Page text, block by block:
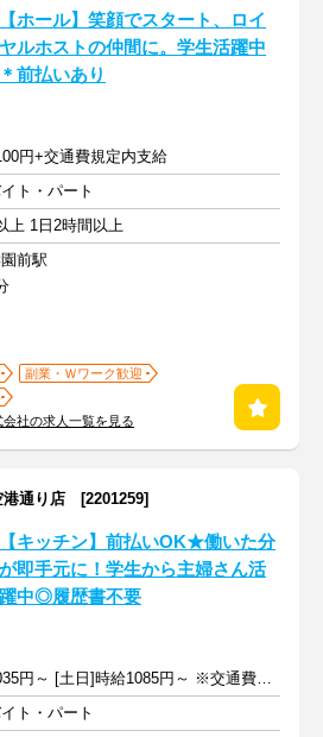
【ホール】笑顔でスタート、ロイ
ヤルホストの仲間に。学生活躍中
＊前払いあり
円+交通費規定内支給
ト・パート
上 1日2時間以上
前駅
副業・Ｗワーク歓迎
社の求人一覧を見る
通り店 [2201259]
【キッチン】前払いOK★働いた分
が即手元に！学生から主婦さん活
躍中◎履歴書不要
時給1035円～ [土日]時給1085円～ ※交通費全額支給
ト・パート